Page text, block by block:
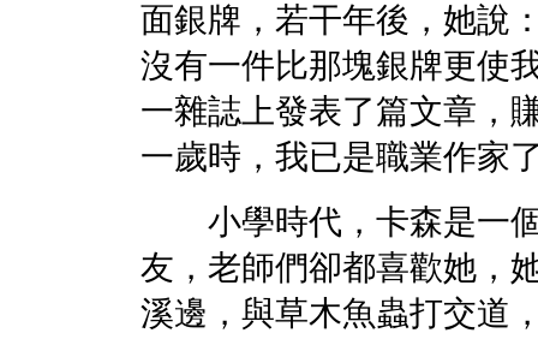
面銀牌，若干年後，她說
沒有一件比那塊銀牌更使
一雜誌上發表了篇文章，
一歲時，我已是職業作家
小學時代，卡森是一個
友，老師們卻都喜歡她，
溪邊，與草木魚蟲打交道